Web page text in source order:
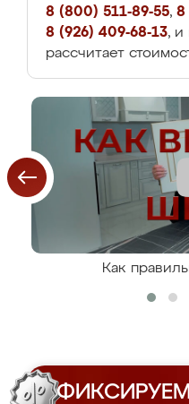
8 (800) 511-89-55, 8
8 (926) 409-68-13, и
рассчитает
Как